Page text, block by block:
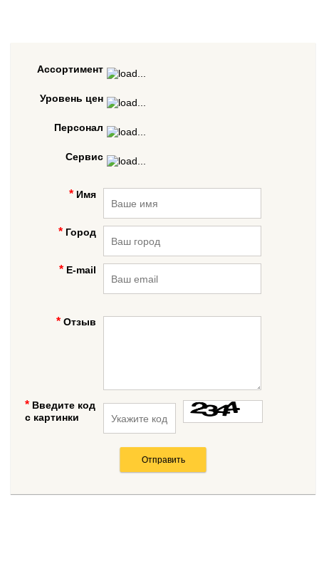
Ассортимент
Уровень цен
Персонал
Сервис
Имя
Город
E-mail
Отзыв
Введите код
с картинки